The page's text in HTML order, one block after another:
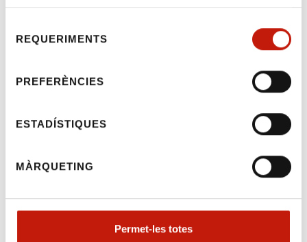
REQUERIMENTS
PREFERÈNCIES
ESTADÍSTIQUES
MÀRQUETING
Permet-les totes
La inscripció s’ha de presentar
Carrer Roger de Llúria 113 3r Barcelona, de
l’adreça de correu electrònic
Convocatòria (PDF)